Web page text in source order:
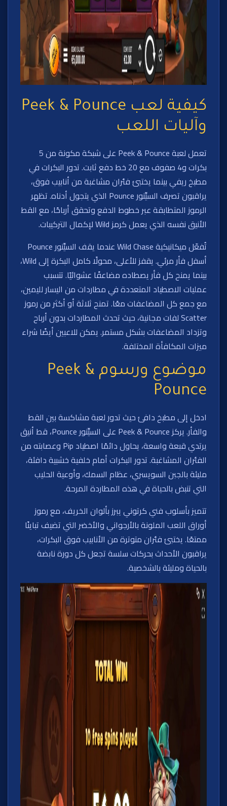
كيفية لعب Peek & Pounce
وآليات اللعب
تعمل لعبة Peek & Pounce على شبكة مكونة من 5
بكرات و4 صفوف مع 20 خط دفع ثابت. تدور البكرات في
مطبخ ريفي بينما يختبئ فئران مشاغبة من أنابيب فوق،
يراقبون تصرف السيِّنور Pounce الذي يتجول أدناه. تظهر
الرموز المتطابقة عبر خطوط الدفع وتحقق أرباحًا، مع القط
الأنيق نفسه الذي يعمل كرمز Wild لإكمال التركيبات.
تُفعّل ميكانيكية Wild Chase عندما يقف السيِّنور Pounce
أسفل فأر مرئي. يقفز للأعلى، محولًا كامل البكرة إلى Wild،
بينما يمنح كل فأر يصطاده مضاعفًا عشوائيًا. تتسبب
عمليات الاصطياد المتعددة في مطاردات من اليسار لليمين،
مع جمع كل المضاعفات معًا. تمنح ثلاثة أو أكثر من رموز
Scatter لفات مجانية، حيث تحدث المطاردات بدون أرباح
وتزداد المضاعفات بشكل مستمر. يمكن للاعبين أيضًا شراء
ميزات المكافأة المختلفة.
موضوع ورسوم Peek &
Pounce
ادخل إلى مطبخ دافئ حيث تدور لعبة مشاكسة بين القط
والفأر. يركز Peek & Pounce على السيِّنور Pounce، قط أنيق
يرتدي قبعة واسعة، يحاول دائمًا اصطياد Pip وعصابته من
الفئران المشاغبة. تدور البكرات أمام خلفية خشبية دافئة،
مليئة بالجبن السويسري، عظام السمك، وأوعية الحليب
التي تنبض بالحياة في هذه المطاردة المرحة.
تتميز بأسلوب فني كرتوني يبرز بألوان الخريف، مع رموز
أوراق اللعب الملونة بالأرجواني والأخضر التي تضيف تباينًا
ممتعًا. يختبئ فئران متوترة من الأنابيب فوق البكرات،
يراقبون الأحداث بحركات سلسة تجعل كل دورة نابضة
بالحياة ومليئة بالشخصية.